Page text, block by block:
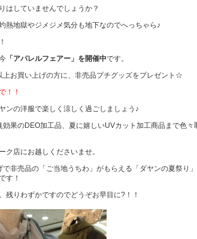
はしていませんでしょうか？
熱地獄やジメジメ気分も地下なのでへっちゃら♪
「アパレルフェアー」を開催中です。
上お買い上げの方に、非売品プチグッズをプレゼント☆
！！
ンの洋服で楽しく涼しく過ごしましょう♪
果のDEO加工品、夏に嬉しいUVカット加工商品まで色々
ク店にお越しくださいませ。
非売品の「ご当地うちわ」がもらえる「ダヤンの夏祭り
す！
残りわずかですのでどうぞお早目に?！！